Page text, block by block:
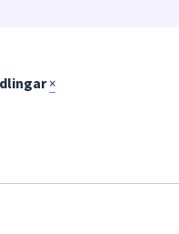
×